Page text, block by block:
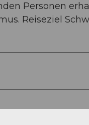
Personen
Reiseziel